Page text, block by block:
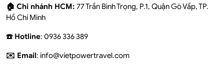
🏠 Chi nhánh HCM: 77 Trần Bình Trọng, P.1, Quận Gò Vấp, TP.
Hồ Chí Minh
☎️ Hotline: 0936 336 389
✉️ Email: info@vietpowertravel.com